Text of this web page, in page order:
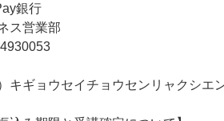
銀行
ス営業部
キギョウセイチョウセンリャクシエ